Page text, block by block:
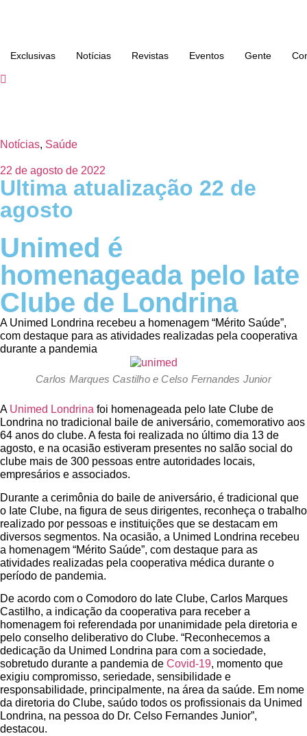
Exclusivas Notícias Revistas Eventos Gente
Notícias, Saúde
22 de agosto de 2022
Ultima atualização 22 de
agosto
Unimed é
homenageada pelo Iate
Clube de Londrina
A Unimed Londrina recebeu a homenagem “Mérito Saúde”,
com destaque para as atividades realizadas pela cooperativa
durante a pandemia
Carlos Marques Castilho e Celso Fernandes Junior
A Unimed Londrina foi homenageada pelo Iate Clube de
Londrina no tradicional baile de aniversário, comemorativo aos
64 anos do clube. A festa foi realizada no último dia 13 de
agosto, e na ocasião estiveram presentes no salão social do
clube mais de 300 pessoas entre autoridades locais,
empresários e associados.
Durante a cerimônia do baile de aniversário, é tradicional que
o Iate Clube, na figura de seus dirigentes, reconheça o trabalho
realizado por pessoas e instituições que se destacam em
diversos segmentos. Na ocasião, a Unimed Londrina recebeu
a homenagem “Mérito Saúde”, com destaque para as
atividades realizadas pela cooperativa médica durante o
período de pandemia.
De acordo com o Comodoro do Iate Clube, Carlos Marques
Castilho, a indicação da cooperativa para receber a
homenagem foi referendada por unanimidade pela diretoria e
pelo conselho deliberativo do Clube. “Reconhecemos a
dedicação da Unimed Londrina para com a sociedade,
sobretudo durante a pandemia de Covid-19, momento que
exigiu compromisso, seriedade, sensibilidade e
responsabilidade, principalmente, na área da saúde. Em nome
da diretoria do Clube, saúdo todos os profissionais da Unimed
Londrina, na pessoa do Dr. Celso Fernandes Junior”,
destacou.